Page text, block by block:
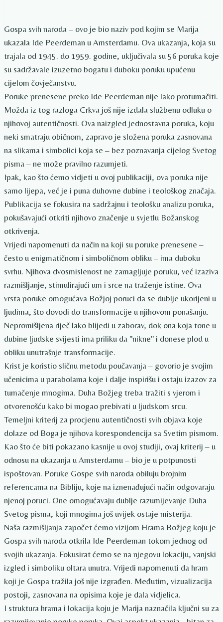
Gospa svih naroda – ovo je bio naziv pod kojim se Marija
ukazala Ide Peerdeman u Amsterdamu. Ova ukazanja, koja su
trajala od 1945. do 1959. godine, uključivala su 56 poruka koje
su sadržavale izuzetno bogatu i duboku poruku upućenu
cijelom čovječanstvu.
Poruke prenesene preko Ide Peerdeman nije lako protumačiti.
Možda iz tog razloga Crkva još nije izdala službenu odluku o
njihovoj autentičnosti. Ova naizgled jednostavna poruka, koju
neki smatraju običnom, zapravo je složena poruka zasnovana
na slikama i simbolici koja se – bez poznavanja cijelog Svetog
pisma – ne može pravilno razumjeti.
Ipak, kao što ćemo vidjeti u ovoj publikaciji, ova poruka nije
samo lijepa, već je i puna duhovne dubine i teološkog značaja.
Publikacija se fokusira na sadržajnu i teološku analizu poruka,
pokušavajući otkriti njihovo značenje u svjetlu Božanskog
otkrivenja.
Vrijedi napomenuti da način na koji su poruke prenesene –
često u enigmatičnom i simboličnom obliku – ima duboku
svrhu. Njihova dvosmislenost ne zamagljuje poruku, već izaziva
razmišljanje, stimulirajući um i srce na traženje istine. Ova
vrsta poruke omogućava Božjoj poruci da se dublje ukorijeni u
ljudima, što dovodi do transformacije u njihovom ponašanju.
Nepromišljena riječ lako blijedi u zaborav, dok ona koja tone u
dubine ljudske svijesti ima priliku da "nikne" i donese plod u
obliku unutrašnje transformacije.
Krist je koristio sličnu metodu poučavanja – govorio je svojim
učenicima u parabolama koje i dalje inspirišu i ostaju izazov za
tumačenje mnogima. Duha Božjeg treba tražiti s vjerom i
otvorenošću kako bi mogao prebivati ​​u ljudskom srcu.
Temeljni kriterij za procjenu autentičnosti svih objava koje
dolaze od Boga je njihova korespondencija sa Svetim pismom.
Kao što će biti pokazano kasnije u ovoj studiji, ovaj kriterij – u
odnosu na ukazanja u Amsterdamu – bio je u potpunosti
ispoštovan. Poruke Gospe svih naroda obiluju brojnim
referencama na Bibliju, koje na iznenađujući način odgovaraju
njenoj poruci. One omogućavaju dublje razumijevanje Duha
Svetog pisma, koji mnogima još uvijek ostaje misterija.
Naša razmišljanja započet ćemo vizijom Hrama Božjeg koju je
Gospa svih naroda otkrila Ide Peerdeman tokom jednog od
svojih ukazanja. Fokusirat ćemo se na njegovu lokaciju, vanjski
izgled i simboliku oltara unutra. Vrijedi napomenuti da hram
koji je Gospa tražila još nije izgrađen. Međutim, vizualizacija
postoji, zasnovana na opisima koje je dala vidjelica.
I struktura hrama i lokacija koju je Marija naznačila ključni su za